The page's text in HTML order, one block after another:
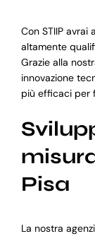
Con STIIP
altamente
Grazie alla
innovazione
più efficaci per
Pisa
La nostra